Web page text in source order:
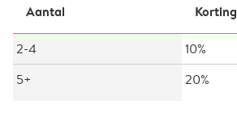
Aantal Korting
2-4
10%
5+
20%